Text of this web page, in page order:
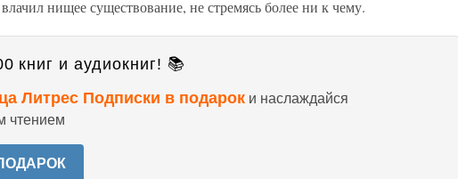
нищее существование, не стремясь более ни к чему.
книг и аудиокниг! 📚
Литрес Подписки в подарок и наслаждайся
чтением